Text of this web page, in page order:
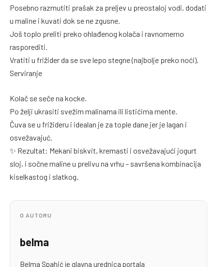
Posebno razmutiti prašak za preljev u preostaloj vodi, dodati
u maline i kuvati dok se ne zgusne.
Još toplo preliti preko ohlađenog kolača i ravnomerno
rasporediti.
Vratiti u frižider da se sve lepo stegne (najbolje preko noći).
Serviranje
Kolač se seče na kocke.
Po želji ukrasiti svežim malinama ili listićima mente.
Čuva se u frižideru i idealan je za tople dane jer je lagan i
osvežavajuć.
✨ Rezultat: Mekani biskvit, kremasti i osvežavajući jogurt
sloj, i sočne maline u prelivu na vrhu – savršena kombinacija
kiselkastog i slatkog.
O AUTORU
belma
Belma Spahić je glavna urednica portala